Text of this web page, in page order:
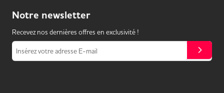
Notre newsletter
Recevez nos dernières offres en exclusivité !
Insérez votre adresse E-mail